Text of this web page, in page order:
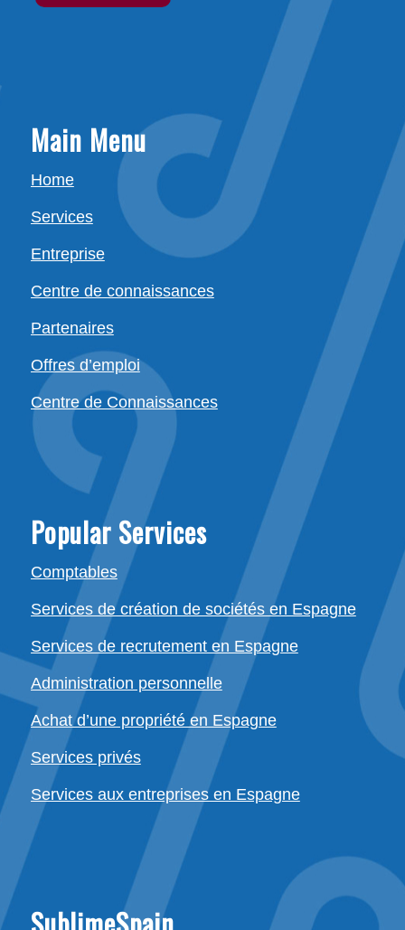
Main Menu
Home
Services
Entreprise
Centre de connaissances
Partenaires
Offres d’emploi
Centre de Connaissances
Popular Services
Comptables
Services de création de sociétés en Espagne
Services de recrutement en Espagne
Administration personnelle
Achat d’une propriété en Espagne
Services privés
Services aux entreprises en Espagne